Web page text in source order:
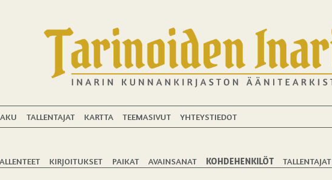
TALLENTAJAT KARTTA TEEMASIVUT YHTEYSTIEDOT
KIRJOITUKSET PAIKAT AVAINSANAT KOHDEHENKILÖT TALLENTAJAT